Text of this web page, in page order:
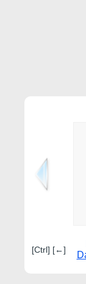
[Ctrl] [←]